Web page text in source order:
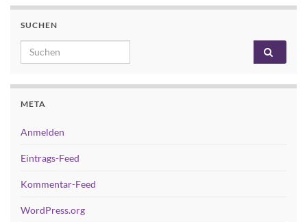
SUCHEN
Search for:
META
Anmelden
Eintrags-Feed
Kommentar-Feed
WordPress.org